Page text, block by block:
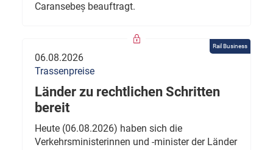
Caransebeș beauftragt.
Rail Business
06.08.2026
Trassenpreise
Länder zu rechtlichen Schritten
bereit
Heute (06.08.2026) haben sich die
Verkehrsministerinnen und -minister der Länder